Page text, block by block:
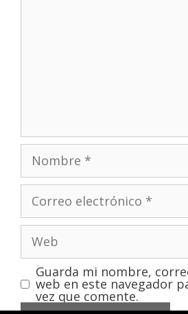
Guarda mi nombre,
web en este navegador
vez que comente.